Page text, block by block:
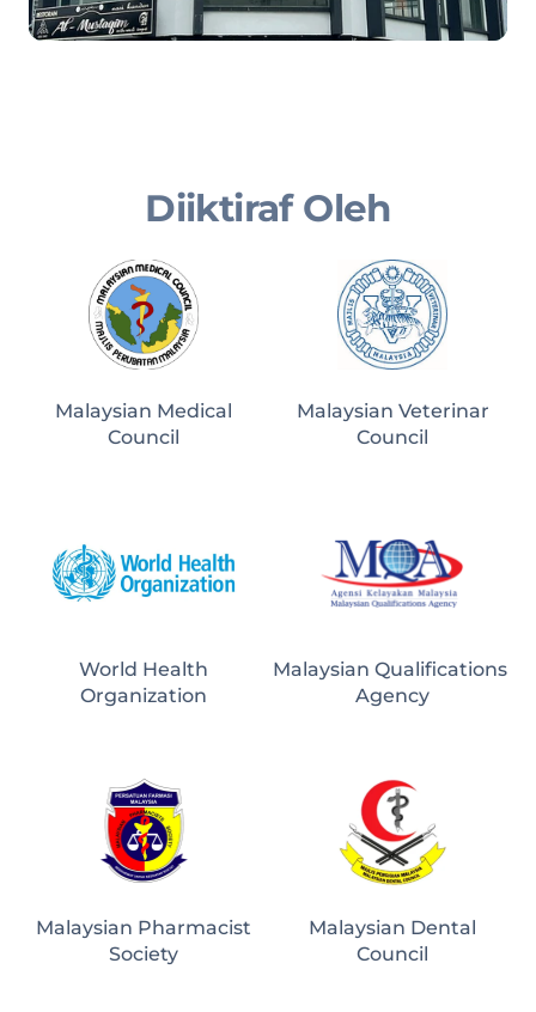
Diiktiraf Oleh
Malaysian Medical
Council
Malaysian Veterinar
Council
World Health
Organization
Malaysian Qualifications
Agency
Malaysian Pharmacist
Society
Malaysian Dental
Council